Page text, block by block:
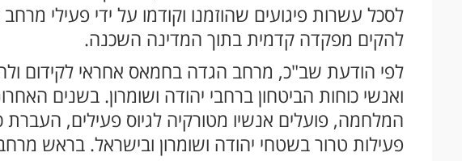
לסכל עשרות פיגועים שהוזמנו וקודמו על ידי פעילי
להקים מפקדה קדמית בתוך המדינה השכנה.
לפי הודעת שב"כ, מרחב הגדה בחמאס אחראי לקידום
ואנשי כוחות הביטחון ברחבי יהודה ושומרון. בשנים
המלחמה, פועלים אנשיו מטורקיה לגיוס פעילים, העברת
פעילות טרור בשטחי יהודה ושומרון ובישראל. בראש